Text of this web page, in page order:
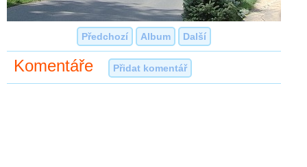
Předchozí Album Další
Komentáře Přidat komentář